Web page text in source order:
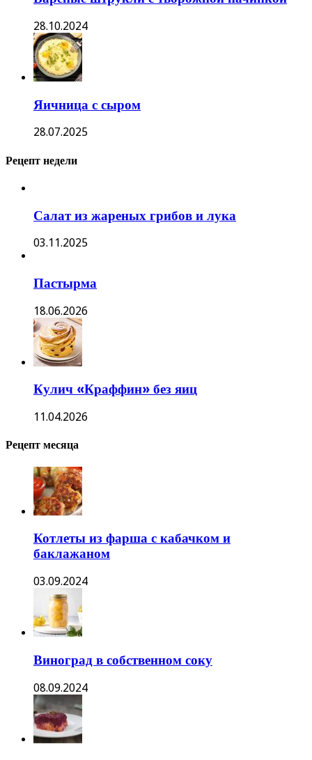
28.10.2024
Яичница с сыром
28.07.2025
Рецепт недели
Салат из жареных грибов и лука
03.11.2025
Пастырма
18.06.2026
Кулич «Краффин» без яиц
11.04.2026
Рецепт месяца
Котлеты из фарша с кабачком и
баклажаном
03.09.2024
Виноград в собственном соку
08.09.2024